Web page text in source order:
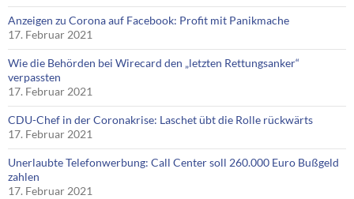
Anzeigen zu Corona auf Facebook: Profit mit Panikmache
17. Februar 2021
Wie die Behörden bei Wirecard den „letzten Rettungsanker“
verpassten
17. Februar 2021
CDU-Chef in der Coronakrise: Laschet übt die Rolle rückwärts
17. Februar 2021
Unerlaubte Telefonwerbung: Call Center soll 260.000 Euro Bußgeld
zahlen
17. Februar 2021